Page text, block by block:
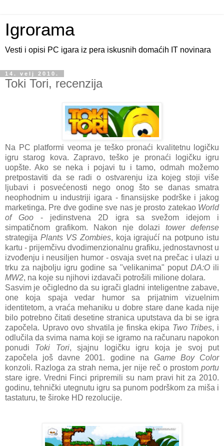
Igrorama
Vesti i opisi PC igara iz pera iskusnih domaćih IT novinara
14. velj 2010.
Toki Tori, recenzija
Na PC platformi veoma je teško pronaći kvalitetnu logičku
igru starog kova. Zapravo, teško je pronaći logičku igru
uopšte. Ako se neka i pojavi tu i tamo, odmah možemo
pretpostaviti da se radi o ostvarenju iza kojeg stoji više
ljubavi i posvećenosti nego onog što se danas smatra
neophodnim u industriji igara - finansijske podrške i jakog
marketinga. Pre dve godine sve nas je prosto zatekao World
of Goo - jedinstvena 2D igra sa svežom idejom i
simpatičnom grafikom. Nakon nje dolazitower defense
strategija Plants VS Zombies, koja igrajućí na potpuno istu
kartu - prijemčivu dvodimenzionalnu grafiku, jednostavnost u
izvođenju i neusiljen humor - osvaja svet na prečac i ulazi u
trku za najbolju igru godine sa "velikanima" poput DA:Oili
MW2, na koje su njihovi izdavači potrošili milione dolara.
Sasvim je očigledno da su igrači gladni inteligentne zabave,
one koja spaja vedar humor sa prijatnim vizuelnim
identitetom, a vraća mehaniku u dobre stare dane kada nije
bilo potrebno čitati desetine stranica uputstava da bi se igra
započela. Upravo ovo shvatila je finska ekipa Two Tribes, i
odlučila da svima nama koji se igramo na računaru napokon
ponudi Toki Tori, sjajnu logičku igru koja je svoj put
započela još davne 2001. godine na Game Boy Color
konzoli. Razloga za strah nema, jer nije reč o prostom portu
stare igre. Vredni Finci pripremili su nam pravi hit za 2010.
godinu, tehnički utegnutu igru sa punom podrškom za miša i
tastaturu, te široke HD rezolucije.